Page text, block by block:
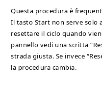
Questa procedura è
Il tasto Start non serve solo
resettare il ciclo quando
pannello vedi una scritta
strada giusta. Se invece
la procedura cambia.